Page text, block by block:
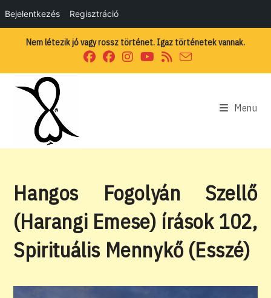
Bejelentkezés Regisztráció
Nem létezik jó vagy rossz történet. Igaz történetek vannak.
Menu
Hangos Fogolyán Szellő
(Harangi Emese) írások 102,
Spirituális Mennykő (Esszé)